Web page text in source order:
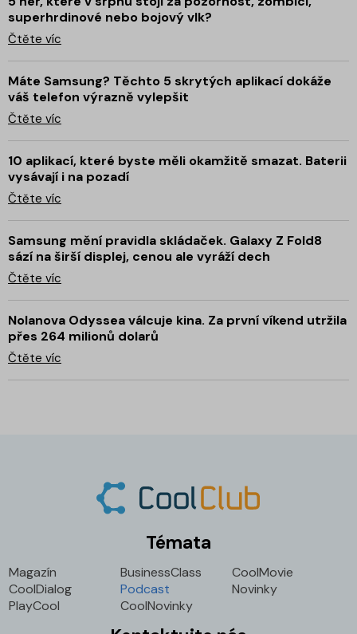
superhrdinové nebo bojový vlk?
Čtěte víc
Máte Samsung? Těchto 5 skrytých aplikací dokáže
váš telefon výrazně vylepšit
Čtěte víc
10 aplikací, které byste měli okamžitě smazat. Baterii
vysávají i na pozadí
Čtěte víc
Samsung mění pravidla skládaček. Galaxy Z Fold8
sází na širší displej, cenou ale vyráží dech
Čtěte víc
Nolanova Odyssea válcuje kina. Za první víkend utržila
přes 264 milionů dolarů
Čtěte víc
Témata
Magazín BusinessClass
CoolMovie
CoolDialog
Podcast
Novinky
PlayCool
CoolNovinky